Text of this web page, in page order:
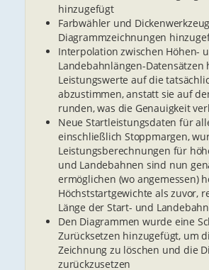
hinzugefügt
Farbwähler und
Diagrammzeichnungen
Interpolation zwischen Höhen-
Landebahnlängen-
Leistungswerte auf die
abzustimmen, anstatt sie auf
runden, was die Genauigkeit
Neue Startleistungsdaten für
einschließlich Stoppmargen,
Leistungsberechnungen für
und Landebahnen sind nun
ermöglichen (wo angemessen)
Höchststartgewichte als zuvor,
Länge der Start- und
Den Diagrammen wurde eine
Zurücksetzen hinzugefügt, um
Zeichnung zu löschen und die
zurückzusetzen